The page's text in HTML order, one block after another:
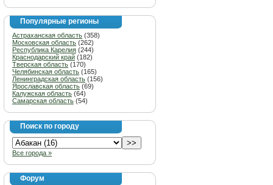
Популярные регионы
Астраханская область (358)
Московская область (262)
Республика Карелия (244)
Краснодарский край (182)
Тверская область (170)
Челябинская область (165)
Ленинградская область (156)
Ярославская область (69)
Калужская область (64)
Самарская область (54)
Поиск по городу
Все города »
Форум